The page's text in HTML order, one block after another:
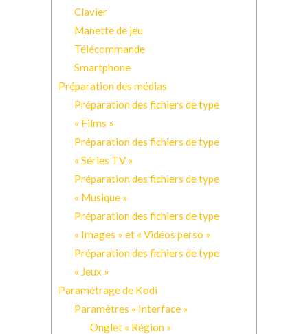
Clavier
Manette de jeu
Télécommande
Smartphone
Préparation des médias
Préparation des fichiers de type
« Films »
Préparation des fichiers de type
« Séries TV »
Préparation des fichiers de type
« Musique »
Préparation des fichiers de type
« Images » et « Vidéos perso »
Préparation des fichiers de type
« Jeux »
Paramétrage de Kodi
Paramètres « Interface »
Onglet « Région »